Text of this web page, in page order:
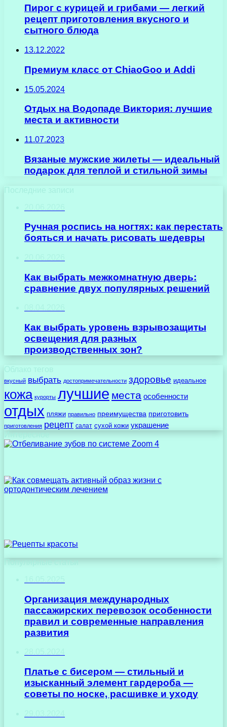
Пирог с курицей и грибами — легкий
рецепт приготовления вкусного и
сытного блюда
13.12.2022
Премиум класс от ChiaoGoo и Addi
15.05.2024
Отдых на Водопаде Виктория: лучшие
места и активности
11.07.2023
Вязаные мужские жилеты — идеальный
подарок для теплой и стильной зимы
Последние записи
Ручная роспись на ногтях: как перестать
бояться и начать рисовать шедевры
Как выбрать межкомнатную дверь:
сравнение двух популярных решений
Как выбрать уровень взрывозащиты
освещения для разных
производственных зон?
Облако тегов
вкусный выбрать достопримечательности здоровье идеальное
кожа курорты лучшие места особенности
отдых пляжи правильно преимущества приготовить
приготовления рецепт салат сухой кожи украшение
Организация международных
пассажирских перевозок особенности
правил и современные направления
развития
Платье с бисером — стильный и
изысканный элемент гардероба —
советы по носке, расшивке и уходу